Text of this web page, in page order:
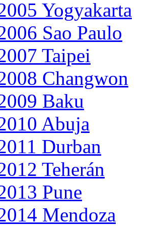
Yogyakarta
Sao Paulo
Taipei
Changwon
Baku
Abuja
Durban
Teherán
Pune
Mendoza